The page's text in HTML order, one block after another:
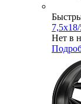
Нет в